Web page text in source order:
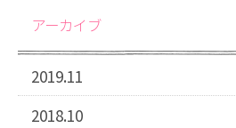
アーカイブ
2019.11
2018.10